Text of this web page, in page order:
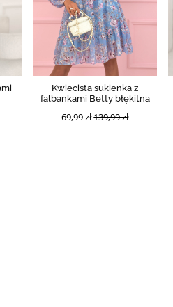
Kwiecista sukienka z
falbankami Betty błękitna
69,99 zł139,99 zł